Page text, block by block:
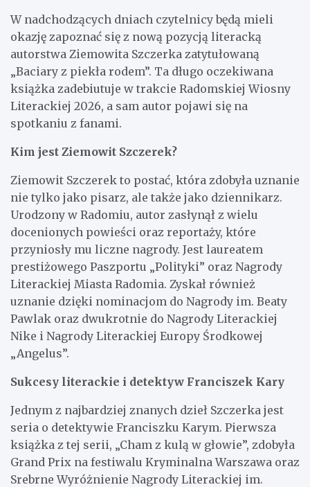
W nadchodzących dniach czytelnicy będą mieli
okazję zapoznać się z nową pozycją literacką
autorstwa Ziemowita Szczerka zatytułowaną
„Baciary z piekła rodem”. Ta długo oczekiwana
książka zadebiutuje w trakcie Radomskiej Wiosny
Literackiej 2026, a sam autor pojawi się na
spotkaniu z fanami.
Kim jest Ziemowit Szczerek?
Ziemowit Szczerek to postać, która zdobyła uznanie
nie tylko jako pisarz, ale także jako dziennikarz.
Urodzony w Radomiu, autor zasłynął z wielu
docenionych powieści oraz reportaży, które
przyniosły mu liczne nagrody. Jest laureatem
prestiżowego Paszportu „Polityki” oraz Nagrody
Literackiej Miasta Radomia. Zyskał również
uznanie dzięki nominacjom do Nagrody im. Beaty
Pawlak oraz dwukrotnie do Nagrody Literackiej
Nike i Nagrody Literackiej Europy Środkowej
„Angelus”.
Sukcesy literackie i detektyw Franciszek Kary
Jednym z najbardziej znanych dzieł Szczerka jest
seria o detektywie Franciszku Karym. Pierwsza
książka z tej serii, „Cham z kulą w głowie”, zdobyła
Grand Prix na festiwalu Kryminalna Warszawa oraz
Srebrne Wyróżnienie Nagrody Literackiej im.